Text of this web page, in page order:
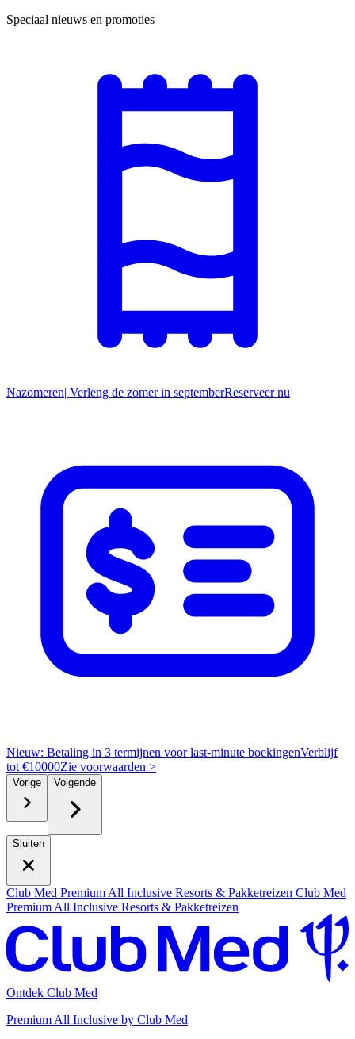
Speciaal nieuws en promoties
Nazomeren| Verleng de zomer in septemberReserveer nu
Nieuw: Betaling in 3 termijnen voor last-minute boekingenVerblijf
tot €10000Zie voorwaarden >
Vorige Volgende
Sluiten
Club Med Premium All Inclusive Resorts & Pakketreizen Club Med
Premium All Inclusive Resorts & Pakketreizen
Ontdek Club Med
Premium All Inclusive by Club Med